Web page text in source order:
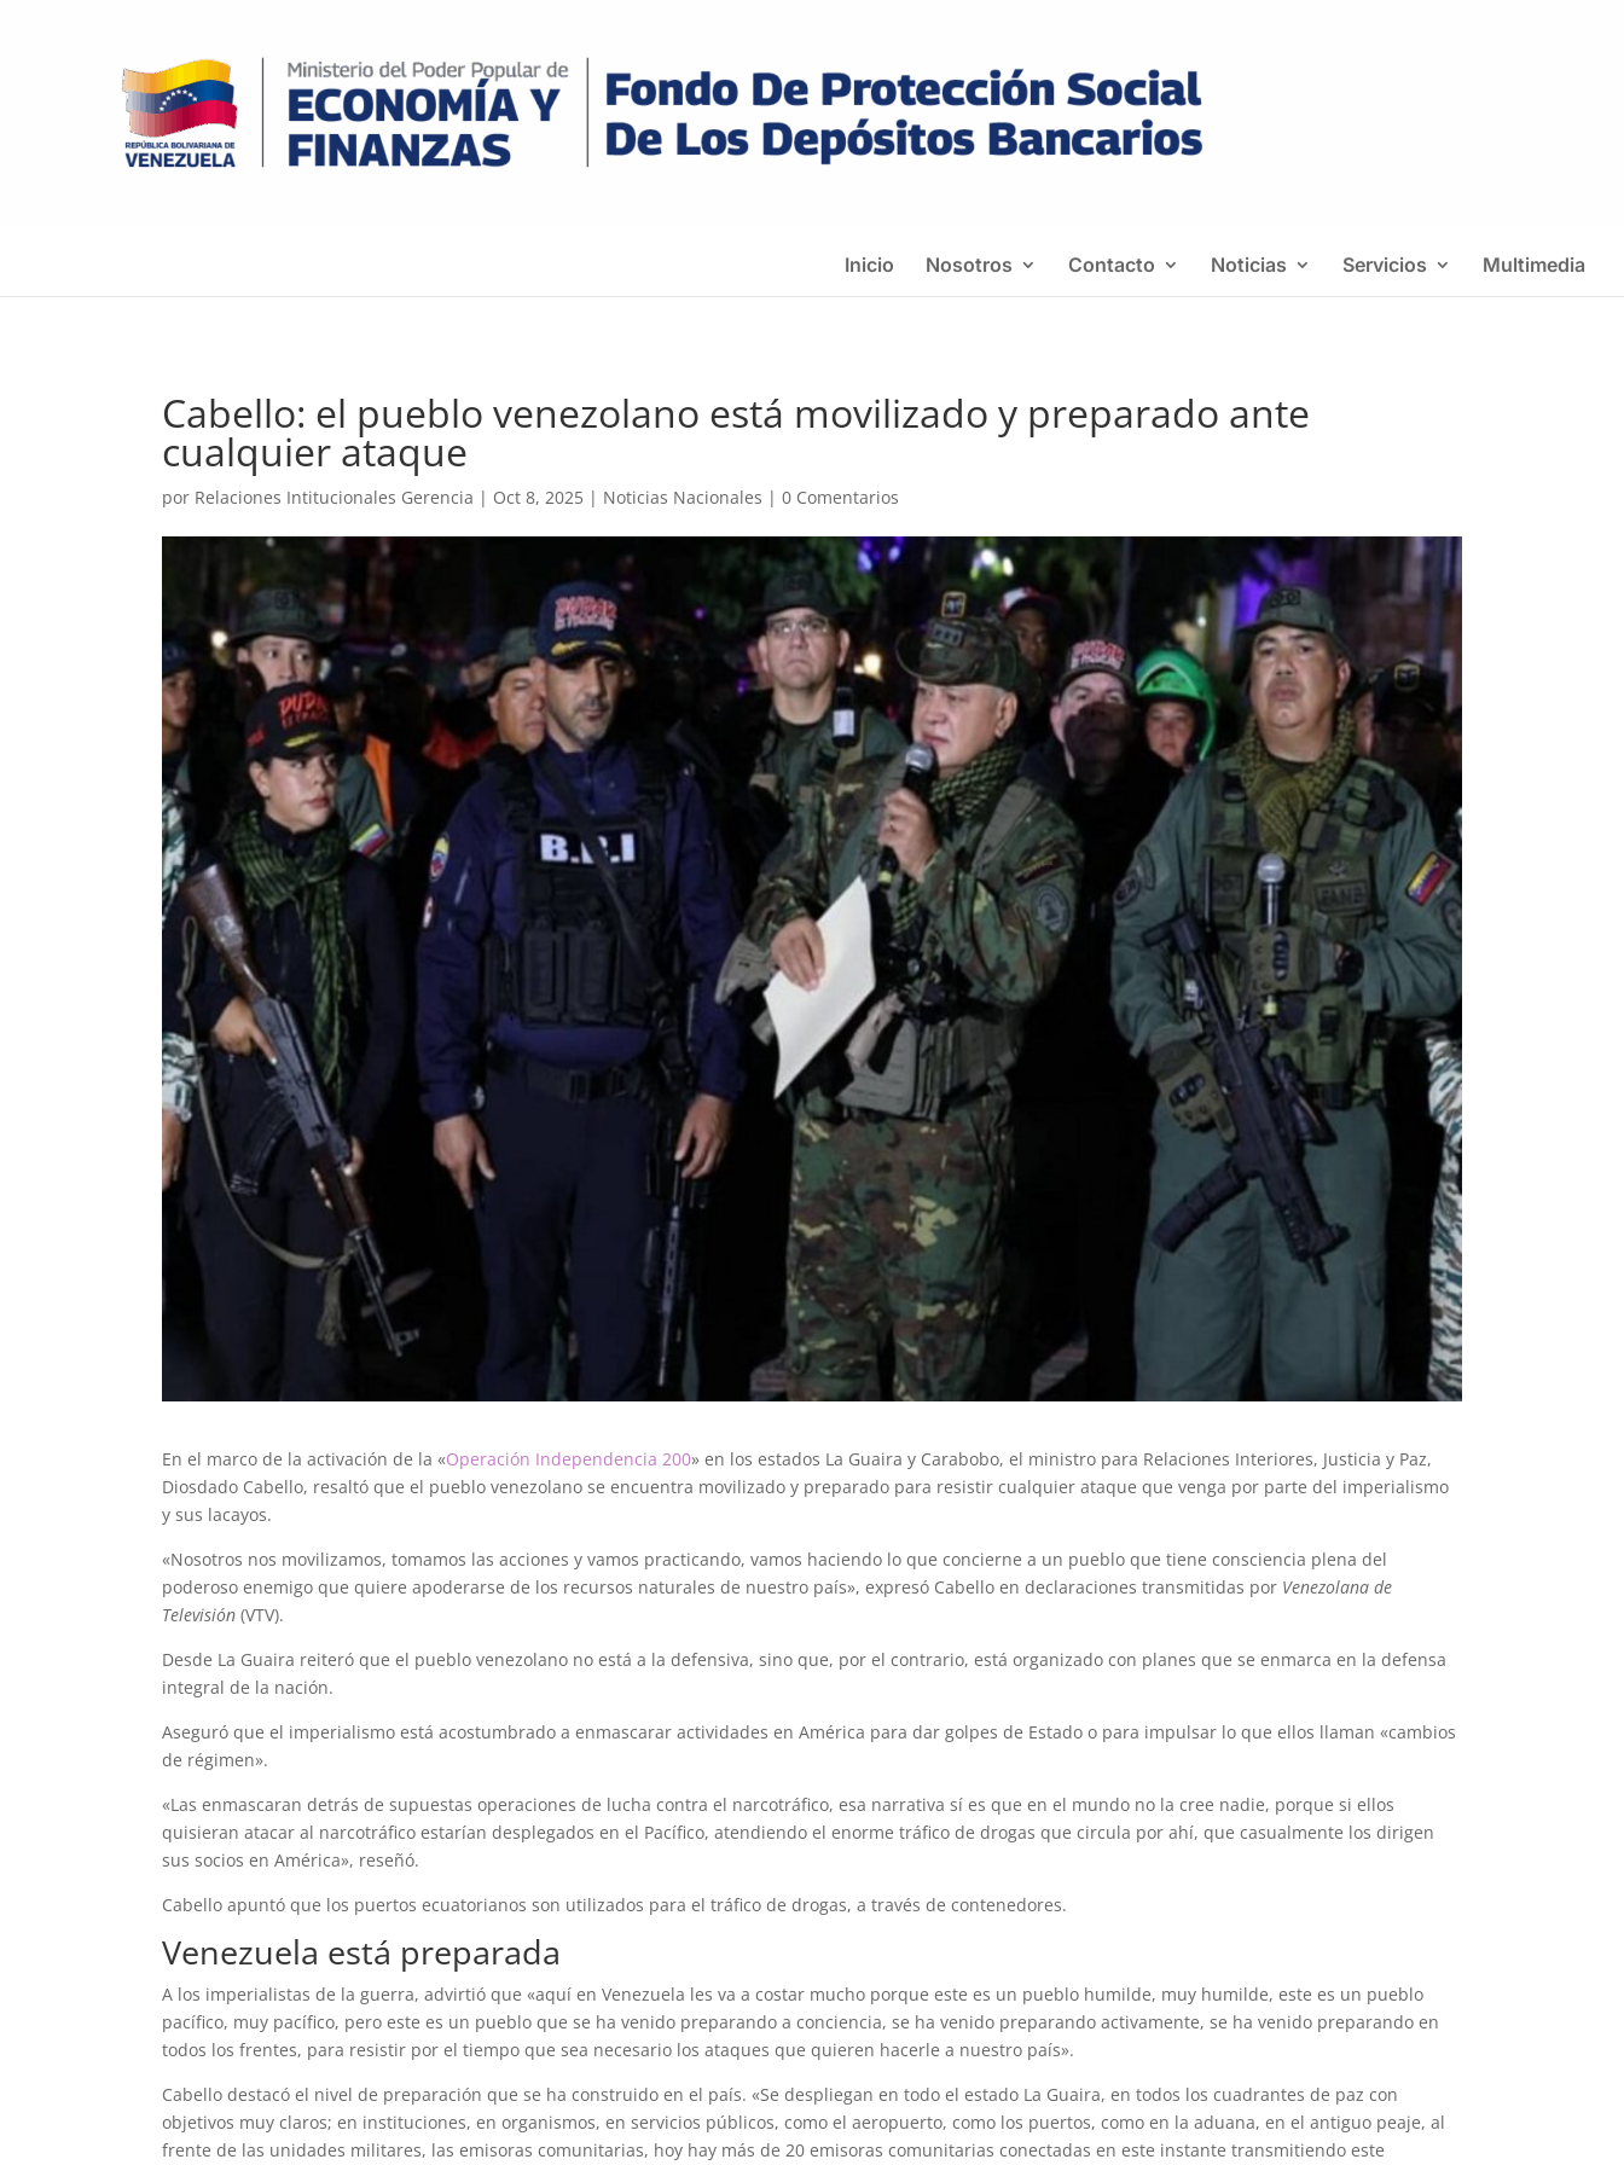
Inicio Nosotros Contacto Noticias Servicios Multimedia
Cabello: el pueblo venezolano está movilizado y preparado ante
cualquier ataque
por Relaciones Intitucionales Gerencia | Oct 8, 2025 | Noticias Nacionales |0 Comentarios
En el marco de la activación de la «Operación Independencia 200» en los estados La Guaira y Carabobo, el ministro para Relaciones Interiores, Justicia y Paz,
Diosdado Cabello, resaltó que el pueblo venezolano se encuentra movilizado y preparado para resistir cualquier ataque que venga por parte del imperialismo
y sus lacayos.
«Nosotros nos movilizamos, tomamos las acciones y vamos practicando, vamos haciendo lo que concierne a un pueblo que tiene consciencia plena del
poderoso enemigo que quiere apoderarse de los recursos naturales de nuestro país», expresó Cabello en declaraciones transmitidas por Venezolana de
Televisión (VTV).
Desde La Guaira reiteró que el pueblo venezolano no está a la defensiva, sino que, por el contrario, está organizado con planes que se enmarca en la defensa
integral de la nación.
Aseguró que el imperialismo está acostumbrado a enmascarar actividades en América para dar golpes de Estado o para impulsar lo que ellos llaman «cambios
de régimen».
«Las enmascaran detrás de supuestas operaciones de lucha contra el narcotráfico, esa narrativa sí es que en el mundo no la cree nadie, porque si ellos
quisieran atacar al narcotráfico estarían desplegados en el Pacífico, atendiendo el enorme tráfico de drogas que circula por ahí, que casualmente los dirigen
sus socios en América», reseñó.
Cabello apuntó que los puertos ecuatorianos son utilizados para el tráfico de drogas, a través de contenedores.
Venezuela está preparada
A los imperialistas de la guerra, advirtió que «aquí en Venezuela les va a costar mucho porque este es un pueblo humilde, muy humilde, este es un pueblo
pacífico, muy pacífico, pero este es un pueblo que se ha venido preparando a conciencia, se ha venido preparando activamente, se ha venido preparando en
todos los frentes, para resistir por el tiempo que sea necesario los ataques que quieren hacerle a nuestro país».
Cabello destacó el nivel de preparación que se ha construido en el país. «Se despliegan en todo el estado La Guaira, en todos los cuadrantes de paz con
objetivos muy claros; en instituciones, en organismos, en servicios públicos, como el aeropuerto, como los puertos, como en la aduana, en el antiguo peaje, al
frente de las unidades militares, las emisoras comunitarias, hoy hay más de 20 emisoras comunitarias conectadas en este instante transmitiendo este